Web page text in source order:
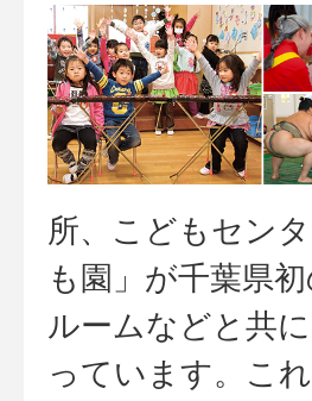
所、こどもセン
も園」が千葉県
ルームなどと共
っています。こ